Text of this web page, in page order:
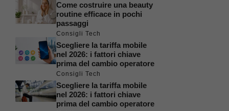
Come costruire una beauty
routine efficace in pochi
passaggi
Consigli Tech
Scegliere la tariffa mobile
nel 2026: i fattori chiave
prima del cambio operatore
Consigli Tech
Scegliere la tariffa mobile
nel 2026: i fattori chiave
prima del cambio operatore